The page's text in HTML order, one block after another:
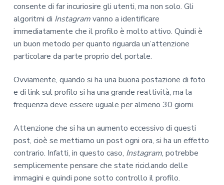
consente di far incuriosire gli utenti, ma non solo. Gli
algoritmi di Instagramvanno a identificare
immediatamente che il profilo è molto attivo. Quindi è
un buon metodo per quanto riguarda un’attenzione
particolare da parte proprio del portale.
Ovviamente, quando si ha una buona postazione di foto
e di link sul profilo si ha una grande reattività, ma la
frequenza deve essere uguale per almeno 30 giorni.
Attenzione che si ha un aumento eccessivo di questi
post, cioè se mettiamo un post ogni ora, si ha un effetto
contrario. Infatti, in questo caso, Instagram, potrebbe
semplicemente pensare che state riciclando delle
immagini e quindi pone sotto controllo il profilo.